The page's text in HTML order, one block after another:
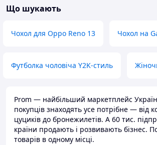
Що шукають
Чохол для Oppo Reno 13 Чохол на
Футболка чоловіча Y2K-стиль
Prom — найбільший маркетплейс
покупців знаходять усе потрібне — від
цуциків до бронежилетів. А 60 тис.
країни продають і розвивають бізнес.
товарів в одному місці.